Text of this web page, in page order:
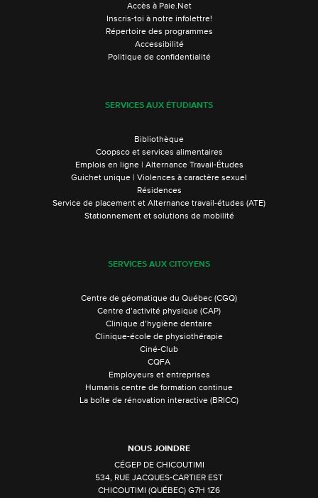
Accès à Paie.Net
Inscris-toi à notre infolettre!
Répertoire des programmes
Accessibilité
Politique de confidentialité
SERVICES AUX ÉTUDIANTS
Bibliothèque
Coopsco et services alimentaires
Emplois en ligne | Alternance Travail-Études
Guichet unique | Violences à caractère sexuel
Résidences
Service de placement et Alternance travail-études (ATE)
Stationnement et solutions de mobilité
SERVICES AUX CITOYENS
Centre de géomatique du Québec (CGQ)
Centre d’activité physique (CAP)
Clinique d’hygiène dentaire
Clinique-école de physiothérapie
Ciné-Club
CQFA
Employeurs et entreprises
Humanis centre de formation continue
La boîte de rénovation interactive (BRICC)
NOUS JOINDRE
CÉGEP DE CHICOUTIMI
534, RUE JACQUES-CARTIER EST
CHICOUTIMI (QUÉBEC) G7H 1Z6